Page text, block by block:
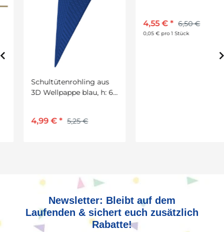
Schultütenrohling aus
3D Wellpappe blau, h: 68
4,99 €* 5,25 €
4,55 €* 6,50 €
0,05 € pro 1 Stück
Newsletter: Bleibt auf dem
Laufenden & sichert euch zusätzlich
Rabatte!